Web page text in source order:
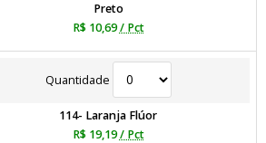
Preto
R$ 10,69 / Pct
Quantidade
114- Laranja Flúor
R$ 19,19 / Pct